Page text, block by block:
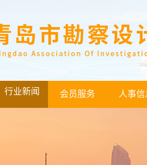
行业新闻 会员服务 人事信